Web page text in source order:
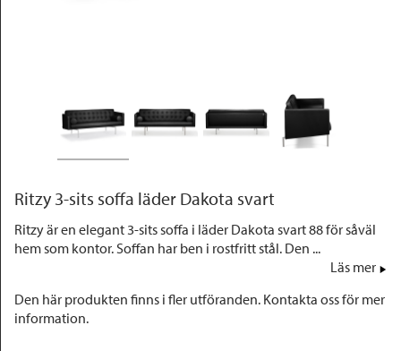
Ritzy 3-sits soffa läder Dakota svart
Ritzy är en elegant 3-sits soffa i läder Dakota svart 88 för såväl
hem som kontor. Soffan har ben i rostfritt stål. Den ...
Läs mer
Den här produkten finns i fler utföranden. Kontakta oss för mer
information.